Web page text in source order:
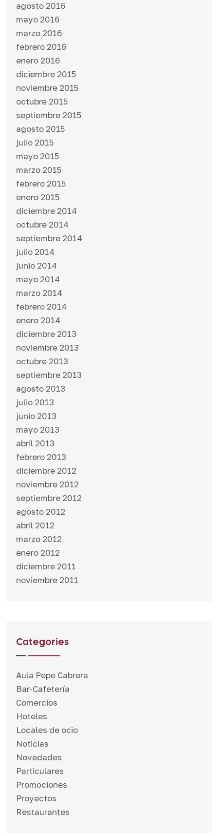
agosto 2016
mayo 2016
marzo 2016
febrero 2016
enero 2016
diciembre 2015
noviembre 2015
octubre 2015
septiembre 2015
agosto 2015
julio 2015
mayo 2015
marzo 2015
febrero 2015
enero 2015
diciembre 2014
octubre 2014
septiembre 2014
julio 2014
junio 2014
mayo 2014
marzo 2014
febrero 2014
enero 2014
diciembre 2013
noviembre 2013
octubre 2013
septiembre 2013
agosto 2013
julio 2013
junio 2013
mayo 2013
abril 2013
febrero 2013
diciembre 2012
noviembre 2012
septiembre 2012
agosto 2012
abril 2012
marzo 2012
enero 2012
diciembre 2011
noviembre 2011
Categories
Aula Pepe Cabrera
Bar-Cafetería
Comercios
Hoteles
Locales de ocio
Noticias
Novedades
Particulares
Promociones
Proyectos
Restaurantes